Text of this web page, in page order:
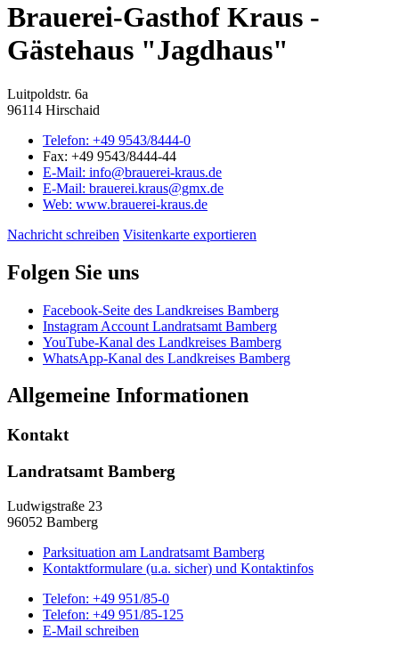
Brauerei-Gasthof Kraus -
Gästehaus "Jagdhaus"
Luitpoldstr. 6a
96114 Hirschaid
Telefon: +49 9543/8444-0
Fax: +49 9543/8444-44
E-Mail: info@brauerei-kraus.de
E-Mail: brauerei.kraus@gmx.de
Web: www.brauerei-kraus.de
Nachricht schreiben Visitenkarte exportieren
Folgen Sie uns
Facebook-Seite des Landkreises Bamberg
Instagram Account Landratsamt Bamberg
YouTube-Kanal des Landkreises Bamberg
WhatsApp-Kanal des Landkreises Bamberg
Allgemeine Informationen
Kontakt
Landratsamt Bamberg
Ludwigstraße 23
96052 Bamberg
Parksituation am Landratsamt Bamberg
Kontaktformulare (u.a. sicher) und Kontaktinfos
Telefon: +49 951/85-0
Telefon: +49 951/85-125
E-Mail schreiben